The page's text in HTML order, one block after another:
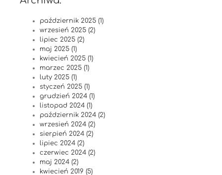
październik 2025 (1)
wrzesień 2025 (2)
lipiec 2025 (2)
maj 2025 (1)
kwiecień 2025 (1)
marzec 2025 (1)
luty 2025 (1)
styczeń 2025 (1)
grudzień 2024 (1)
listopad 2024 (1)
październik 2024 (2)
wrzesień 2024 (2)
sierpień 2024 (2)
lipiec 2024 (2)
czerwiec 2024 (2)
maj 2024 (2)
kwiecień 2019 (5)